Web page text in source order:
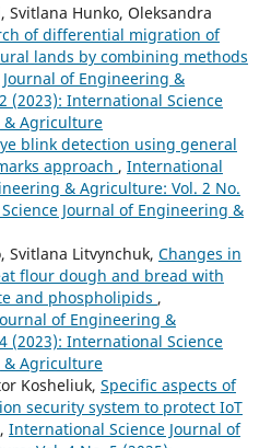
Svitlana Hunko, Oleksandra
of differential migration of
lands by combining methods
of Engineering &
(2023): International Science
& Agriculture
blink detection using general
approach , International
& Agriculture: Vol. 2 No.
Journal of Engineering &
Svitlana Litvynchuk, Changes in
flour dough and bread with
and phospholipids ,
of Engineering &
(2023): International Science
& Agriculture
Kosheliuk, Specific aspects of
security system to protect IoT
, International Science Journal of